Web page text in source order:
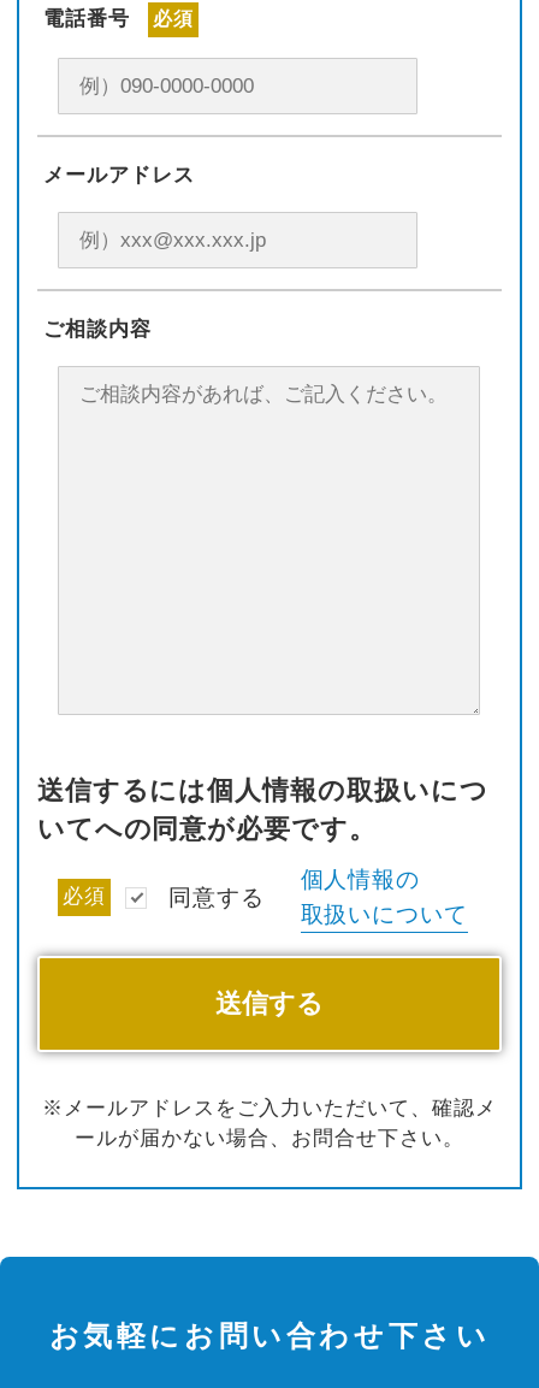
電話番号 必須
メールアドレス
ご相談内容
送信するには個人情報の取扱いにつ
いてへの同意が必要です。
必須 同意する
個人情報の
取扱いについて
※メールアドレスをご入力いただいて、確認メ
ールが届かない場合、お問合せ下さい。
お気軽にお問い合わせ下さい